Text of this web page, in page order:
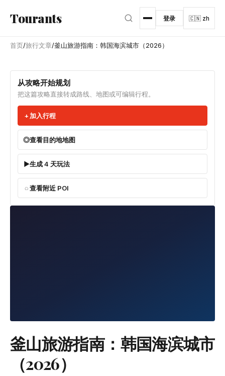
Tourants 登录 🇨🇳 zh
首页/旅行文章/釜山旅游指南：韩国海滨城市（2026）
从攻略开始规划
把这篇攻略直接转成路线、地图或可编辑行程。
加入行程
查看目的地地图
生成 4 天玩法
查看附近 POI
釜山旅游指南：韩国海滨城市
（2026）